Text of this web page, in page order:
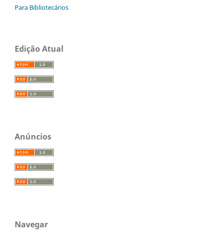
Para Bibliotecários
Edição Atual
Anúncios
Navegar